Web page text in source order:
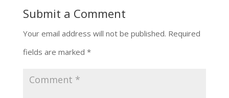
Submit a Comment
Your email address will not be published. Required
fields are marked *